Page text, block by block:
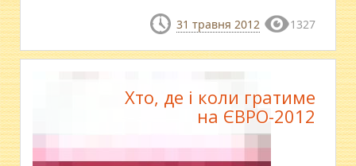
31 травня 2012 1327
Хто, де і коли гратиме
на ЄВРО-2012